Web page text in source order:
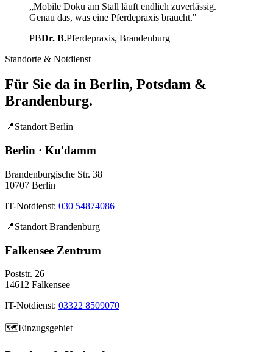
„Mobile Doku am Stall läuft endlich zuverlässig.
Genau das, was eine Pferdepraxis braucht."
PBDr. B.Pferdepraxis, Brandenburg
Standorte & Notdienst
Für Sie da in Berlin, Potsdam &
Brandenburg.
📍Standort Berlin
Berlin · Ku'damm
Brandenburgische Str. 38
10707 Berlin
IT-Notdienst: 030 54874086
📍Standort Brandenburg
Falkensee Zentrum
Poststr. 26
14612 Falkensee
IT-Notdienst: 03322 8509070
🗺️Einzugsgebiet